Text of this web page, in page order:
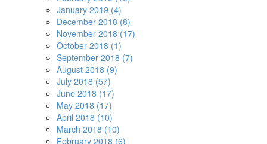
January 2019 (4)
December 2018 (8)
November 2018 (17)
October 2018 (1)
September 2018 (7)
August 2018 (9)
July 2018 (57)
June 2018 (17)
May 2018 (17)
April 2018 (10)
March 2018 (10)
February 2018 (6)